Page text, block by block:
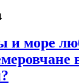
и море